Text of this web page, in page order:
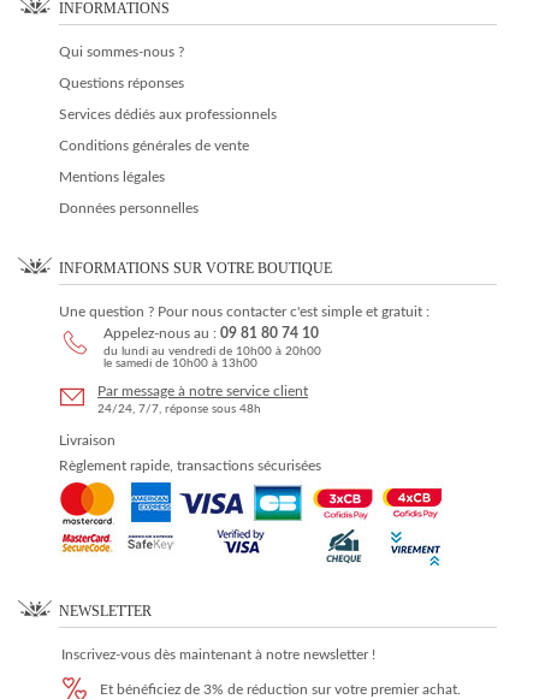
INFORMATIONS
Qui sommes-nous ?
Questions réponses
Services dédiés aux professionnels
Conditions générales de vente
Mentions légales
Données personnelles
INFORMATIONS SUR VOTRE BOUTIQUE
Une question ? Pour nous contacter c'est simple et gratuit :
Appelez-nous au : 09 81 80 74 10
du lundi au vendredi de 10h00 à 20h00
le samedi de 10h00 à 13h00
Par message à notre service client
24/24, 7/7, réponse sous 48h
Livraison
Règlement rapide, transactions sécurisées
NEWSLETTER
Inscrivez-vous dès maintenant à notre newsletter !
Et bénéficiez de 3% de réduction sur votre premier achat.